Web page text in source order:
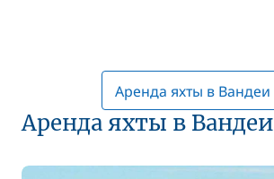
Аренда яхты в Вандеи
Аренда яхты в Вандеи